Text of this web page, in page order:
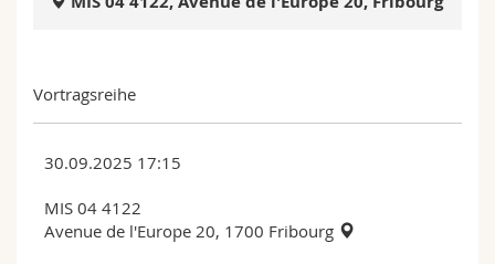
Math.-Nat. und Med. Fak.
Mitarbeitende
Vortragsreihe
30.09.2025 17:15
MIS 04 4122
Avenue de l'Europe 20, 1700 Fribourg